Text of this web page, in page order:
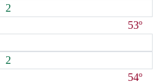
2
53º
2
54º